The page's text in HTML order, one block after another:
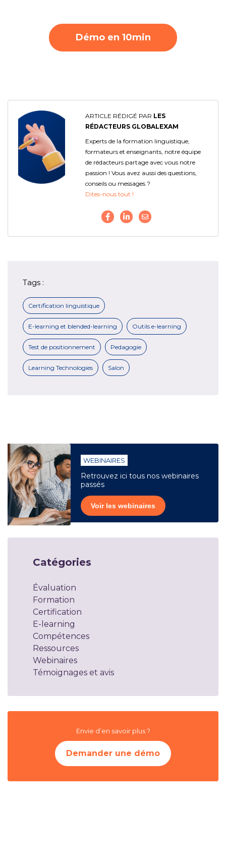
Démo en 10min
ARTICLE RÉDIGÉ PAR LES
RÉDACTEURS GLOBALEXAM
Experts de la formation linguistique,
formateurs et enseignants, notre équipe
de rédacteurs partage avec vous notre
passion ! Vous avez aussi des questions,
conseils ou messages ?
Dites-nous tout !
Tags :
Certification linguistique
E-learning et blended-learning Outils e-learning
Test de positionnement Pedagogie
Learning Technologies Salon
WEBINAIRES
Retrouvez ici tous nos webinaires
passés
Voir les webinaires
Catégories
Évaluation
Formation
Certification
E-learning
Compétences
Ressources
Webinaires
Témoignages et avis
Envie d’en savoir plus ?
Demander une démo